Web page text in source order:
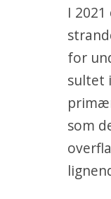
I
for
sultet
som